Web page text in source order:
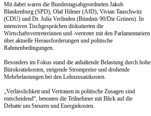
Mit dabei waren die Bundestagsabgeordneten Jakob
Blankenburg (SPD), Olaf Hilmer (AfD), Vivian Tauschwitz
(CDU) und Dr. Julia Verlinden (Bündnis 90/Die Grünen). In
intensiven Tischgesprächen diskutierten die
Wirtschaftsvertreterinnen und -vertreter mit den Parlamentariern
über aktuelle Herausforderungen und politische
Rahmenbedingungen.
Besonders im Fokus stand die anhaltende Belastung durch hohe
Bürokratiekosten, steigende Strompreise und drohende
Mehrbelastungen bei den Lohnzusatzkosten.
„Verlässlichkeit und Vertrauen in politische Zusagen sind
entscheidend“, betonten die Teilnehmer mit Blick auf die
Debatte um Steuern und Energiekosten.